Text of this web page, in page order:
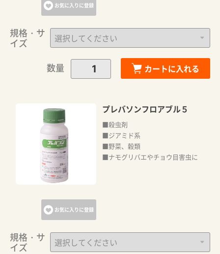
お気に入りに登録
規格・サ
イズ
数量
カートに入れる
お気に入りに登録
プレバソンフロアブル５
■殺虫剤
■ジアミド系
■野菜、穀類
■ナモグリバエやチョウ目害虫に
規格・サ
イズ